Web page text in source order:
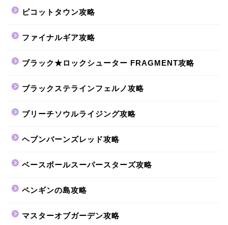
ピコットタウン攻略
ファイナルギア攻略
ブラック★ロックシューター FRAGMENT攻略
ブラックステラインフェルノ攻略
ブリーチソウルライジング攻略
ヘブンバーンズレッド攻略
ベースボールスーパースターズ攻略
ペンギンの島攻略
マスターオブガーデン攻略